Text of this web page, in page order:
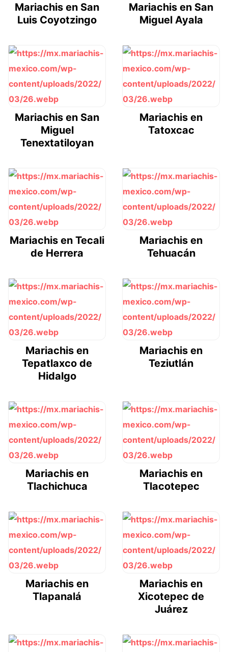
Mariachis en San
Luis Coyotzingo
Mariachis en San
Miguel Ayala
Mariachis en San
Miguel
Tenextatiloyan
Mariachis en
Tatoxcac
Mariachis en Tecali
de Herrera
Mariachis en
Tehuacán
Mariachis en
Tepatlaxco de
Hidalgo
Mariachis en
Teziutlán
Mariachis en
Tlachichuca
Mariachis en
Tlacotepec
Mariachis en
Tlapanalá
Mariachis en
Xicotepec de
Juárez